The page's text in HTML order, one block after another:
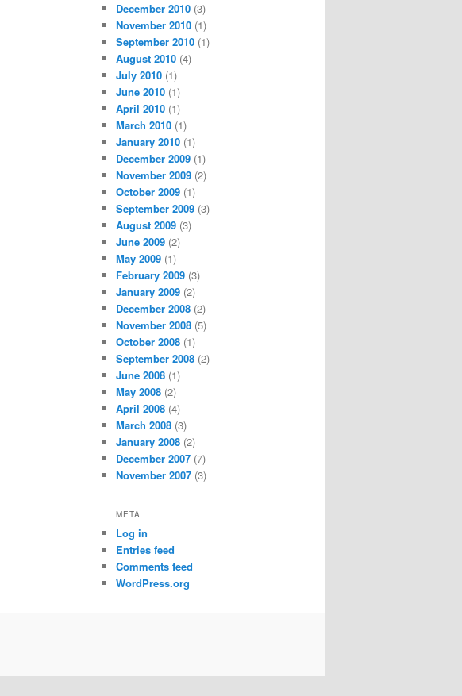
December 2010 (3)
November 2010 (1)
September 2010 (1)
August 2010 (4)
July 2010 (1)
June 2010 (1)
April 2010 (1)
March 2010 (1)
January 2010 (1)
December 2009 (1)
November 2009 (2)
October 2009 (1)
September 2009 (3)
August 2009 (3)
June 2009 (2)
May 2009 (1)
February 2009 (3)
January 2009 (2)
December 2008 (2)
November 2008 (5)
October 2008 (1)
September 2008 (2)
June 2008 (1)
May 2008 (2)
April 2008 (4)
March 2008 (3)
January 2008 (2)
December 2007 (7)
November 2007 (3)
META
Log in
Entries feed
Comments feed
WordPress.org